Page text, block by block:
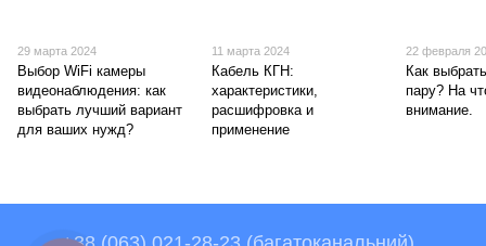
29 марта 2024
Выбор WiFi камеры
видеонаблюдения: как
выбрать лучший вариант
для ваших нужд?
11 марта 2024
Кабель КГН:
характеристики,
расшифровка и
применение
22 февраля
Как
пару? На
внимание.